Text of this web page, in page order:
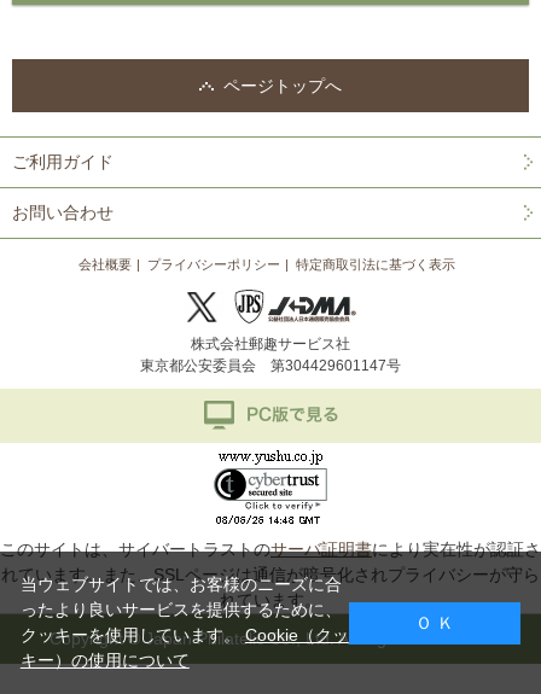
ページトップへ
ご利用ガイド
お問い合わせ
会社概要 プライバシーポリシー 特定商取引法に基づく表示
株式会社郵趣サービス社
東京都公安委員会 第304429601147号
このサイトは、サイバートラストのサーバ証明書により実在性が認証さ
れています。また、SSLページは通信が暗号化されプライバシーが守ら
れています。
Copyright © Japan Philatelic Co., Ltd. All Rights Reserved.
当ウェブサイトでは、お客様のニーズに合
ったより良いサービスを提供するために、
クッキーを使用しています。Cookie（クッ
キー）の使用について
Ｏ Ｋ